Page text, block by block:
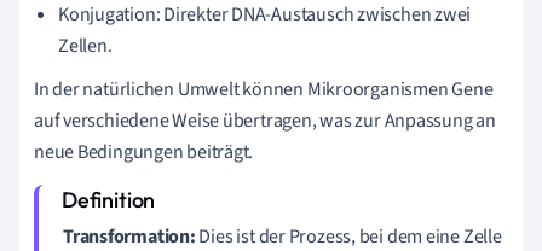
Konjugation: Direkter DNA-Austausch zwischen zwei
Zellen.
In der natürlichen Umwelt können Mikroorganismen Gene
auf verschiedene Weise übertragen, was zur Anpassung an
neue Bedingungen beiträgt.
Transformation:Dies ist der Prozess, bei dem eine Zelle